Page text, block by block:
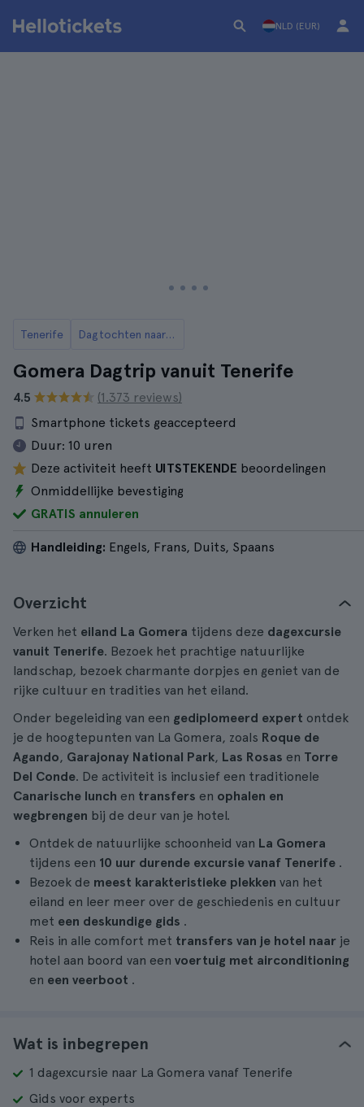
NLD (EUR)
Tenerife Dagtochten naar La Gomera vanuit Tenerife
Gomera Dagtrip vanuit Tenerife
4.5
(1.373 reviews)
Smartphone tickets geaccepteerd
Duur: 10 uren
Deze activiteit heeft UITSTEKENDE beoordelingen
Onmiddellijke bevestiging
GRATIS annuleren
Handleiding: Engels, Frans, Duits, Spaans
Overzicht
Verken het eiland La Gomera tijdens deze dagexcursie
vanuit Tenerife. Bezoek het prachtige natuurlijke
landschap, bezoek charmante dorpjes en geniet van de
rijke cultuur en tradities van het eiland.
Onder begeleiding van een gediplomeerd expert ontdek
je de hoogtepunten van La Gomera, zoals Roque de
Agando, Garajonay National Park, Las Rosas en Torre
Del Conde. De activiteit is inclusief een traditionele
Canarische lunch en transfers en ophalen en
wegbrengen bij de deur van je hotel.
Ontdek de natuurlijke schoonheid van La Gomera
tijdens een 10 uur durende excursie vanaf Tenerife .
Bezoek de meest karakteristieke plekken van het
eiland en leer meer over de geschiedenis en cultuur
met een deskundige gids .
Reis in alle comfort met transfers van je hotel naar je
hotel aan boord van een voertuig met airconditioning
en een veerboot .
Wat is inbegrepen
1 dagexcursie naar La Gomera vanaf Tenerife
Gids voor experts